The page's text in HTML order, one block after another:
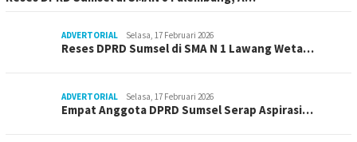
ADVERTORIAL Selasa, 17 Februari 2026
Reses DPRD Sumsel di SMA N 1 Lawang Weta…
ADVERTORIAL Selasa, 17 Februari 2026
Empat Anggota DPRD Sumsel Serap Aspirasi…